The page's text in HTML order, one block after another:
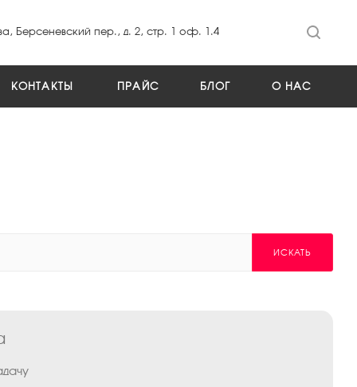
Берсеневский пер., д. 2, стр. 1 оф. 1.4
КОНТАКТЫ ПРАЙС БЛОГ О НАС
ИСКАТЬ